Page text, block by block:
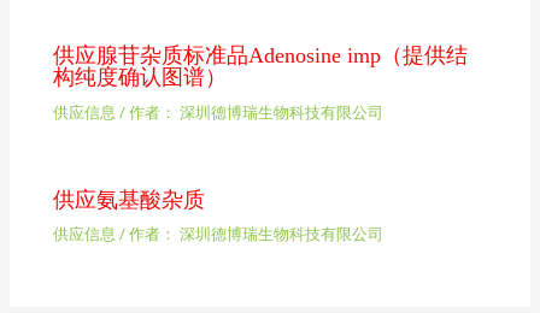
供应腺苷杂质标准品Adenosine imp（提供结
构纯度确认图谱）
供应信息 / 作者： 深圳德博瑞生物科技有限公司
供应氨基酸杂质
供应信息 / 作者： 深圳德博瑞生物科技有限公司